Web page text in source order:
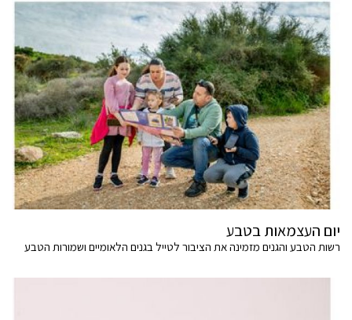
יום העצמאות בטבע
רשות הטבע והגנים מזמינה את הציבור לטייל בגנים הלאומיים ושמורות הטבע